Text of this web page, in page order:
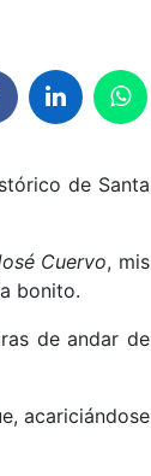
de Santa
Cuervo, mis
bonito.
de andar de
acariciándose